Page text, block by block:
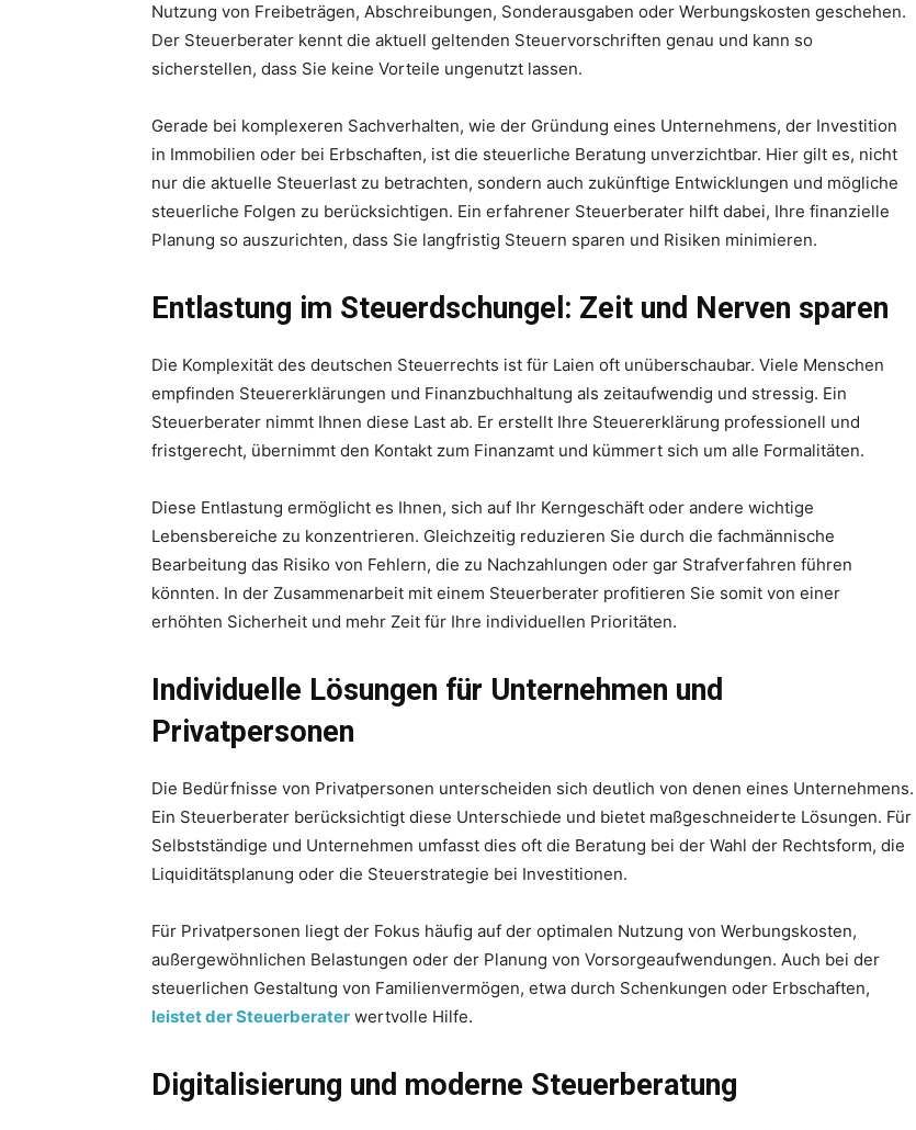
Nutzung von Freibeträgen, Abschreibungen, Sonderausgaben oder Werbungskosten geschehen.
Der Steuerberater kennt die aktuell geltenden Steuervorschriften genau und kann so
sicherstellen, dass Sie keine Vorteile ungenutzt lassen.
Gerade bei komplexeren Sachverhalten, wie der Gründung eines Unternehmens, der Investition
in Immobilien oder bei Erbschaften, ist die steuerliche Beratung unverzichtbar. Hier gilt es, nicht
nur die aktuelle Steuerlast zu betrachten, sondern auch zukünftige Entwicklungen und mögliche
steuerliche Folgen zu berücksichtigen. Ein erfahrener Steuerberater hilft dabei, Ihre finanzielle
Planung so auszurichten, dass Sie langfristig Steuern sparen und Risiken minimieren.
Entlastung im Steuerdschungel: Zeit und Nerven sparen
Die Komplexität des deutschen Steuerrechts ist für Laien oft unüberschaubar. Viele Menschen
empfinden Steuererklärungen und Finanzbuchhaltung als zeitaufwendig und stressig. Ein
Steuerberater nimmt Ihnen diese Last ab. Er erstellt Ihre Steuererklärung professionell und
fristgerecht, übernimmt den Kontakt zum Finanzamt und kümmert sich um alle Formalitäten.
Diese Entlastung ermöglicht es Ihnen, sich auf Ihr Kerngeschäft oder andere wichtige
Lebensbereiche zu konzentrieren. Gleichzeitig reduzieren Sie durch die fachmännische
Bearbeitung das Risiko von Fehlern, die zu Nachzahlungen oder gar Strafverfahren führen
könnten. In der Zusammenarbeit mit einem Steuerberater profitieren Sie somit von einer
erhöhten Sicherheit und mehr Zeit für Ihre individuellen Prioritäten.
Individuelle Lösungen für Unternehmen und
Privatpersonen
Die Bedürfnisse von Privatpersonen unterscheiden sich deutlich von denen eines Unternehmens.
Ein Steuerberater berücksichtigt diese Unterschiede und bietet maßgeschneiderte Lösungen. Für
Selbstständige und Unternehmen umfasst dies oft die Beratung bei der Wahl der Rechtsform, die
Liquiditätsplanung oder die Steuerstrategie bei Investitionen.
Für Privatpersonen liegt der Fokus häufig auf der optimalen Nutzung von Werbungskosten,
außergewöhnlichen Belastungen oder der Planung von Vorsorgeaufwendungen. Auch bei der
steuerlichen Gestaltung von Familienvermögen, etwa durch Schenkungen oder Erbschaften,
leistet der Steuerberater wertvolle Hilfe.
Digitalisierung und moderne Steuerberatung